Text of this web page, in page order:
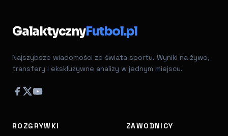
GalaktycznyFutbol.pl
Najszybsze wiadomości ze świata sportu. Wyniki na żywo,
transfery i ekskluzywne analizy w jednym miejscu.
ROZGRYWKI ZAWODNICY